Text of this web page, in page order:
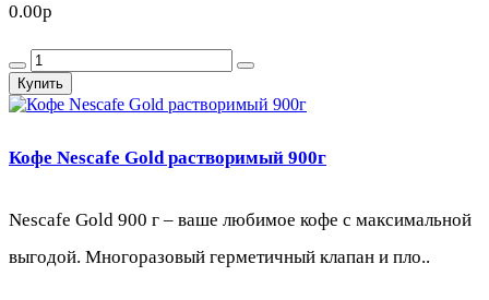
0.00р
Купить
Кофе Nescafe Gold растворимый 900г
Nescafe Gold 900 г – ваше любимое кофе с максимальной
выгодой. Многоразовый герметичный клапан и пло..